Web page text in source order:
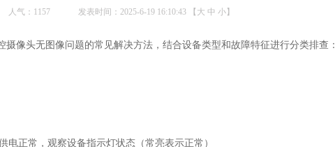
人气： 1157 发表时间：2025-6-19 16:10:43 【 大 中 小】
摄像头无图像问题的常见解决方法，结合设备类型和故障特征进行分类排查：
电正常，观察设备指示灯状态（常亮表示正常）‌